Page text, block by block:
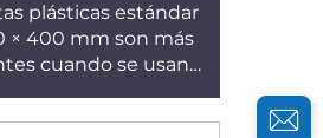
plásticas estándar
× 400 mm son más
cuando se usan